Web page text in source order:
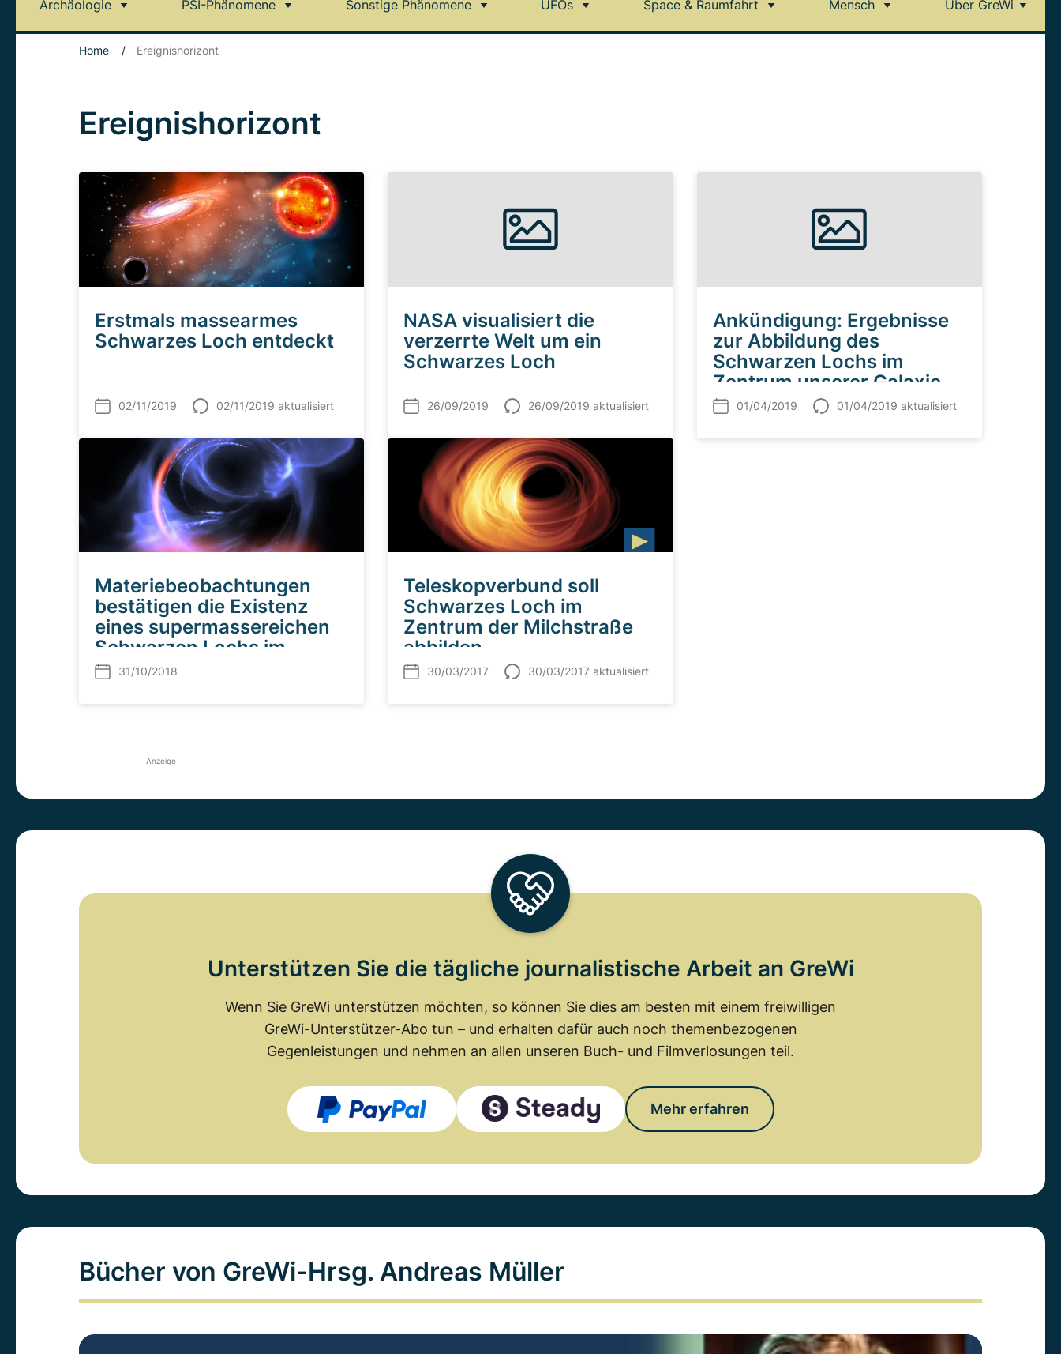
Archäologie PSI-Phänomene Sonstige Phänomene UFOs Space & Raumfahrt Mensch Über GreWi
Home / Ereignishorizont
Ereignishorizont
Erstmals massearmes
Schwarzes Loch entdeckt
02/11/2019 02/11/2019 aktualisiert
NASA visualisiert die
verzerrte Welt um ein
Schwarzes Loch
26/09/2019 26/09/2019 aktualisiert
Ankündigung: Ergebnisse
zur Abbildung des
Schwarzen Lochs im
Zentrum unserer Galaxie
01/04/2019 01/04/2019 aktualisiert
Materiebeobachtungen
bestätigen die Existenz
eines supermassereichen
Schwarzen Lochs im
Zentrum der Milchstraße
31/10/2018
Teleskopverbund soll
Schwarzes Loch im
Zentrum der Milchstraße
abbilden
30/03/2017 30/03/2017 aktualisiert
Anzeige
Unterstützen Sie die tägliche journalistische Arbeit an GreWi
Wenn Sie GreWi unterstützen möchten, so können Sie dies am besten mit einem freiwilligen
GreWi-Unterstützer-Abo tun – und erhalten dafür auch noch themenbezogenen
Gegenleistungen und nehmen an allen unseren Buch- und Filmverlosungen teil.
Mehr erfahren
Bücher von GreWi-Hrsg. Andreas Müller